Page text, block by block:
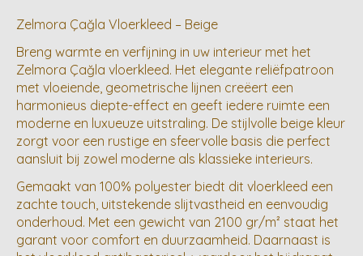
Zelmora Çağla Vloerkleed – Beige
Breng warmte en verfijning in uw interieur met het
Zelmora Çağla vloerkleed. Het elegante reliëfpatroon
met vloeiende, geometrische lijnen creëert een
harmonieus diepte-effect en geeft iedere ruimte een
moderne en luxueuze uitstraling. De stijlvolle beige kleur
zorgt voor een rustige en sfeervolle basis die perfect
aansluit bij zowel moderne als klassieke interieurs.
Gemaakt van 100% polyester biedt dit vloerkleed een
zachte touch, uitstekende slijtvastheid en eenvoudig
onderhoud. Met een gewicht van 2100 gr/m² staat het
garant voor comfort en duurzaamheid. Daarnaast is